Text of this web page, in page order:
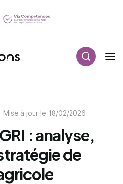
Navigation principale
Mise à jour le 18/02/2026
: analyse,
de